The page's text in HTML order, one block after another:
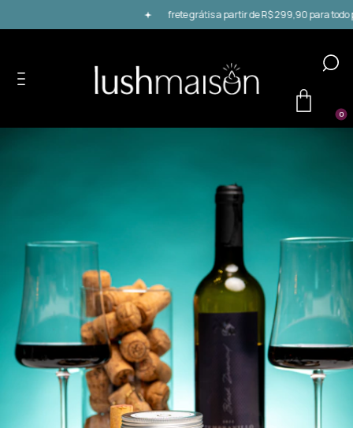
frete grátis a partir de R$ 299,90 para todo
0